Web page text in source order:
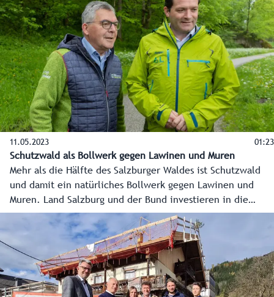
11.05.2023 01:23
Schutzwald als Bollwerk gegen Lawinen und Muren
Mehr als die Hälfte des Salzburger Waldes ist Schutzwald
und damit ein natürliches Bollwerk gegen Lawinen und
Muren. Land Salzburg und der Bund investieren in die
Waldflächen, um einen vitalen und damit funktionierenden
Schutzwald in Salzburg zu erhalten.